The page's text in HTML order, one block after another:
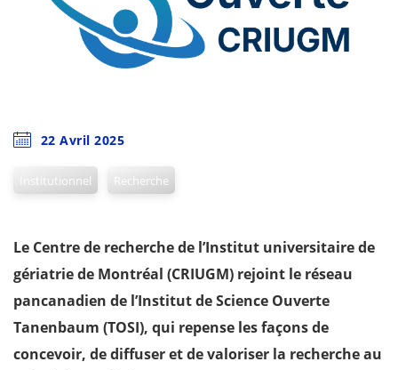
22 Avril 2025
Institutionnel Recherche
Le Centre de recherche de l’Institut universitaire de
gériatrie de Montréal (CRIUGM) rejoint le réseau
pancanadien de l’Institut de Science Ouverte
Tanenbaum (TOSI), qui repense les façons de
concevoir, de diffuser et de valoriser la recherche au